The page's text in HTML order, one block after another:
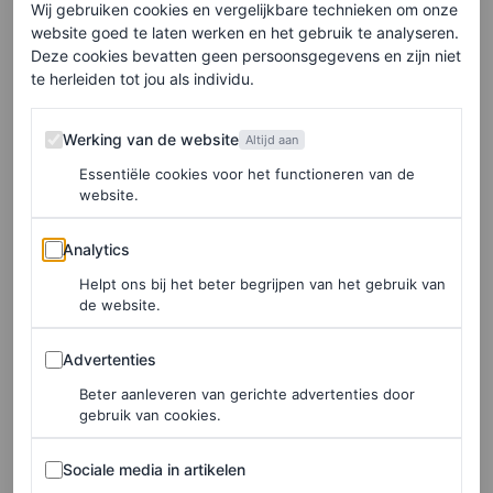
Keep it simple
De look maakt Floor af met nonchalante vlechten aan de
weerszijde van haar gezicht. “Keep it simple”,
ze ondertussen. “Het moet er echt uit zien alsof je het
met 2 vingers in je neus hebt gedaan. Zo krijg je dat jaren
90, Hailey Bieber-
Wil je de look zelf creëren? Bekijk dan de tutorial in de
bovenstaande video. Daar vind je ook andere handige
haartips- en tricks van Floor Kleyne, inclusief haar
favoriete haartools.
Wij gebruiken cookies en vergelijkbare technieken om onze
website goed te laten werken en het gebruik te analyseren.
Deze cookies bevatten geen persoonsgegevens en zijn niet
te herleiden tot jou als individu.
Werking van de website
Werking van de website Altijd aan
Essentiële cookies voor het functioneren van de
website.
Analytics
Analytics
Helpt ons bij het beter begrijpen van het gebruik van
de website.
Advertenties
Advertenties
Beter aanleveren van gerichte advertenties door
gebruik van cookies.
Sociale media in artikelen
Sociale media in artikelen